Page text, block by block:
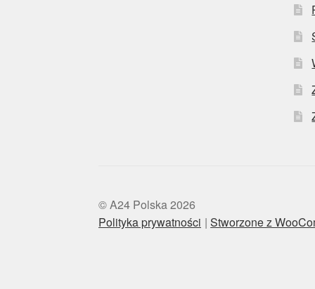
© A24 Polska 2026
Polityka prywatności
Stworzone z